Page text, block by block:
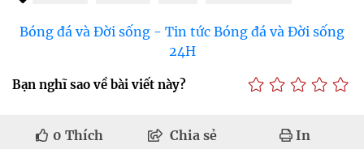
Bóng đá và Đời sống - Tin tức Bóng đá và Đời sống
24H
Bạn nghĩ sao về bài viết này?
0 Thích Chia sẻ In